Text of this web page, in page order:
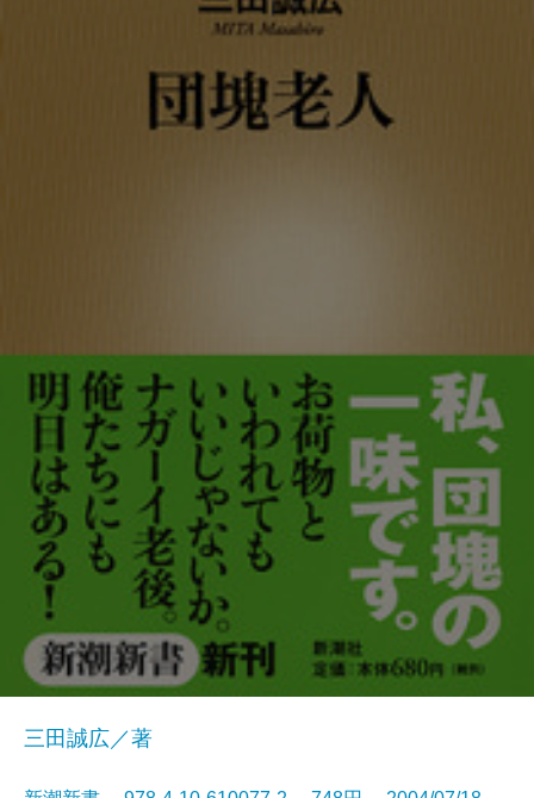
三田誠広／著